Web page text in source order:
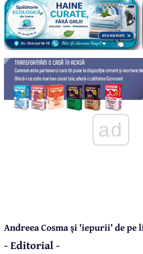
ad
Andreea Cosma și 'iepurii' de pe
- Editorial -